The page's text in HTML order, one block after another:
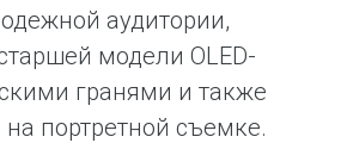
аудитории,
модели OLED-
гранями и также
на портретной съемке.